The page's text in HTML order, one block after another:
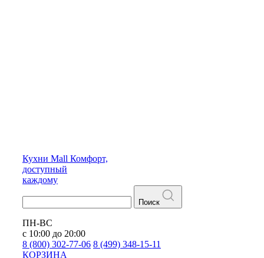
Кухни Mall Комфорт,
доступный
каждому
Поиск
ПН-ВС
с 10:00 до 20:00
8 (800) 302-77-06 8 (499) 348-15-11
КОРЗИНА